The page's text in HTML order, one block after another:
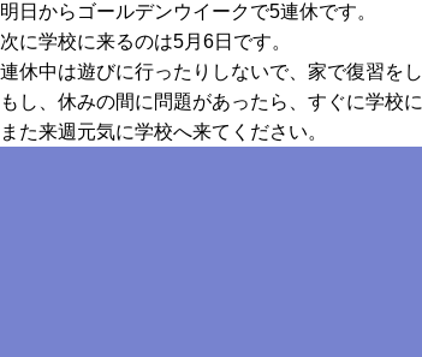
明日からゴールデンウイークで5連休です。
次に学校に来るのは5月6日です。
連休中は遊びに行ったりしないで、家で復習を
もし、休みの間に問題があったら、すぐに学校
また来週元気に学校へ来てください。